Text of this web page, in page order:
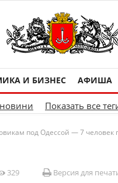
И БИЗНЕС АФИША
новини Показать все
под Одессой — 7 человек
329 Версия для